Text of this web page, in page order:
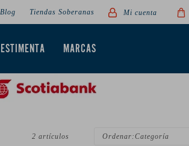
MARCAS
Blog Tiendas Soberanas
2 artículos Categoría